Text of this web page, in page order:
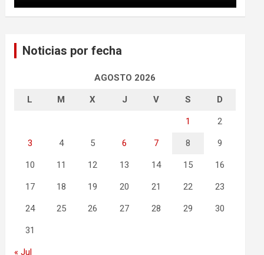
Noticias por fecha
AGOSTO 2026
L M X J V S D
1 2
3 4 5 6 7 8 9
10 11 12 13 14 15 16
17 18 19 20 21 22 23
24 25 26 27 28 29 30
31
« Jul